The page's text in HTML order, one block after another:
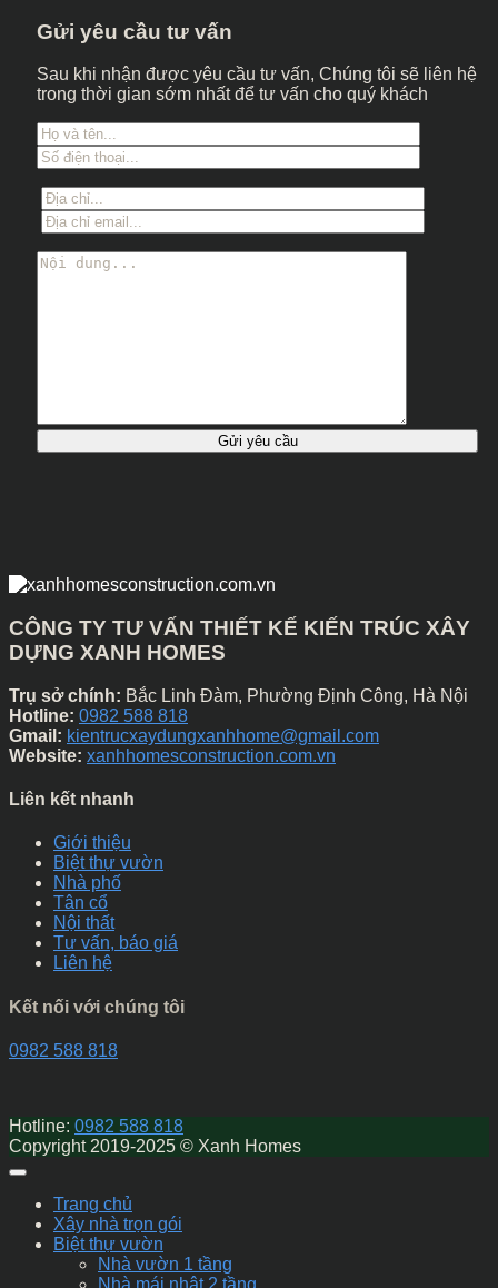
Gửi yêu cầu tư vấn
Sau khi nhận được yêu cầu tư vấn, Chúng tôi sẽ liên hệ
trong thời gian sớm nhất để tư vấn cho quý khách
CÔNG TY TƯ VẤN THIẾT KẾ KIẾN TRÚC XÂY
DỰNG XANH HOMES
Trụ sở chính: Bắc Linh Đàm, Phường Định Công, Hà Nội
Hotline: 0982 588 818
Gmail: kientrucxaydungxanhhome@gmail.com
Website: xanhhomesconstruction.com.vn
Liên kết nhanh
Giới thiệu
Biệt thự vườn
Nhà phố
Tân cổ
Nội thất
Tư vấn, báo giá
Liên hệ
Kết nối với chúng tôi
0982 588 818
Hotline: 0982 588 818
Copyright 2019-2025 © Xanh Homes
Trang chủ
Xây nhà trọn gói
Biệt thự vườn
Nhà vườn 1 tầng
Nhà mái nhật 2 tầng